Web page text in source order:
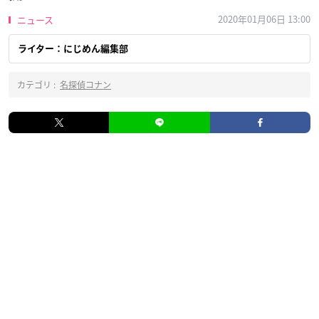
ニュース 2020年01月06日 13:00
ライター：にじめん編集部
カテゴリ : 名探偵コナン